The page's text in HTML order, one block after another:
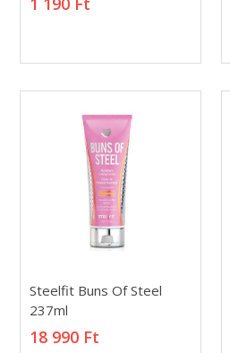
Steelfit Buns Of Steel
237ml
18 990 Ft
Steelfit Buns Of Steel
237ml
18 990 Ft